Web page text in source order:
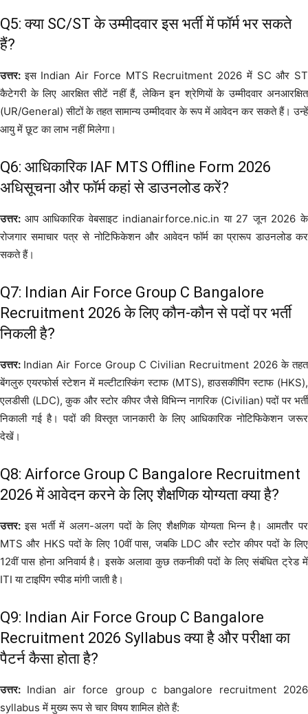
Q5: क्या SC/ST के उम्मीदवार इस भर्ती में फॉर्म भर सकते
हैं?
उत्तर:इस Indian Air Force MTS Recruitment 2026 में SC और ST
कैटेगरी के लिए आरक्षित सीटें नहीं हैं, लेकिन इन श्रेणियों के उम्मीदवार अनआरक्षित
(UR/General) सीटों के तहत सामान्य उम्मीदवार के रूप में आवेदन कर सकते हैं। उन्हें
आयु में छूट का लाभ नहीं मिलेगा।
Q6: आधिकारिक IAF MTS Offline Form 2026
अधिसूचना और फॉर्म कहां से डाउनलोड करें?
उत्तर: आप आधिकारिक वेबसाइट indianairforce.nic.in या 27 जून 2026 के
रोजगार समाचार पत्र से नोटिफिकेशन और आवेदन फॉर्म का प्रारूप डाउनलोड कर
सकते हैं।
Q7: Indian Air Force Group C Bangalore
Recruitment 2026 के लिए कौन-कौन से पदों पर भर्ती
निकली है?
उत्तर: Indian Air Force Group C Civilian Recruitment 2026 के तहत
बेंगलुरु एयरफोर्स स्टेशन में मल्टीटास्किंग स्टाफ (MTS), हाउसकीपिंग स्टाफ (HKS),
एलडीसी (LDC), कुक और स्टोर कीपर जैसे विभिन्न नागरिक (Civilian) पदों पर भर्ती
निकाली गई है। पदों की विस्तृत जानकारी के लिए आधिकारिक नोटिफिकेशन जरूर
देखें।
Q8: Airforce Group C Bangalore Recruitment
2026 में आवेदन करने के लिए शैक्षणिक योग्यता क्या है?
उत्तर:इस भर्ती में अलग-अलग पदों के लिए शैक्षणिक योग्यता भिन्न है। आमतौर पर
MTS और HKS पदों के लिए 10वीं पास, जबकि LDC और स्टोर कीपर पदों के लिए
12वीं पास होना अनिवार्य है। इसके अलावा कुछ तकनीकी पदों के लिए संबंधित ट्रेड में
ITI या टाइपिंग स्पीड मांगी जाती है।
Q9: Indian Air Force Group C Bangalore
Recruitment 2026 Syllabus क्या है और परीक्षा का
पैटर्न कैसा होता है?
उत्तर: Indian air force group c bangalore recruitment 2026
syllabus में मुख्य रूप से चार विषय शामिल होते हैं: